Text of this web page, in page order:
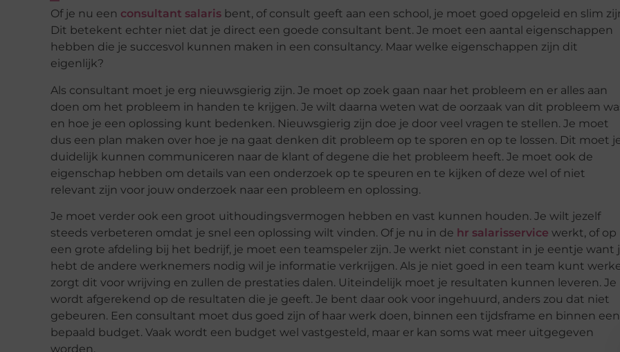
Of je nu een consultant salaris bent, of consult geeft aan een school, je moet goed opgeleid en slim
Dit betekent echter niet dat je direct een goede consultant bent. Je moet een aantal eigenschappen
hebben die je succesvol kunnen maken in een consultancy. Maar welke eigenschappen zijn dit
eigenlijk?
Als consultant moet je erg nieuwsgierig zijn. Je moet op zoek gaan naar het probleem en er alles aan
doen om het probleem in handen te krijgen. Je wilt daarna weten wat de oorzaak van dit probleem
en hoe je een oplossing kunt bedenken. Nieuwsgierig zijn doe je door veel vragen te stellen. Je moet
dus een plan maken over hoe je na gaat denken dit probleem op te sporen en op te lossen. Dit moet
duidelijk kunnen communiceren naar de klant of degene die het probleem heeft. Je moet ook de
eigenschap hebben om details van een onderzoek op te speuren en te kijken of deze wel of niet
relevant zijn voor jouw onderzoek naar een probleem en oplossing.
Je moet verder ook een groot uithoudingsvermogen hebben en vast kunnen houden. Je wilt jezelf
steeds verbeteren omdat je snel een oplossing wilt vinden. Of je nu in de hr salarisservice werkt, of op
een grote afdeling bij het bedrijf, je moet een teamspeler zijn. Je werkt niet constant in je eentje want
hebt de andere werknemers nodig wil je informatie verkrijgen. Als je niet goed in een team kunt
zorgt dit voor wrijving en zullen de prestaties dalen. Uiteindelijk moet je resultaten kunnen leveren. Je
wordt afgerekend op de resultaten die je geeft. Je bent daar ook voor ingehuurd, anders zou dat niet
gebeuren. Een consultant moet dus goed zijn of haar werk doen, binnen een tijdsframe en binnen een
bepaald budget. Vaak wordt een budget wel vastgesteld, maar er kan soms wat meer uitgegeven
worden.